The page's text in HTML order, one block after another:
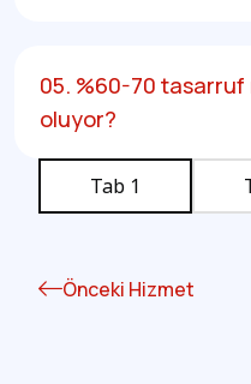
05. %60-70 tasarruf
oluyor?
Tab 1
Önceki Hizmet